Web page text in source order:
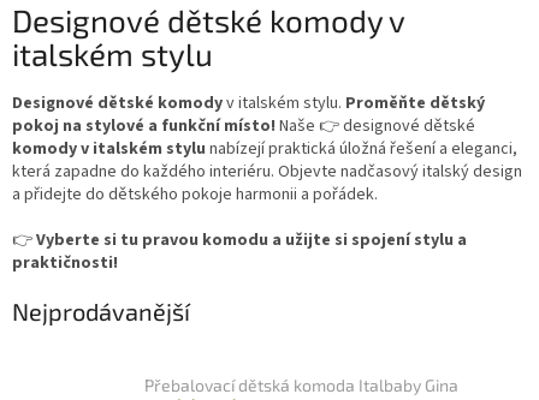
Designové dětské komody v
italském stylu
Designové dětské komodyv italském stylu. Proměňte dětský
pokoj na stylové a funkční místo! Naše 👉 designové dětské
komody v italském stylu nabízejí praktická úložná řešení a eleganci,
která zapadne do každého interiéru. Objevte nadčasový italský design
a přidejte do dětského pokoje harmonii a pořádek.
👉Vyberte si tu pravou komodu a užijte si spojení stylu a
praktičnosti!
Nejprodávanější
Přebalovací dětská komoda Italbaby Gina